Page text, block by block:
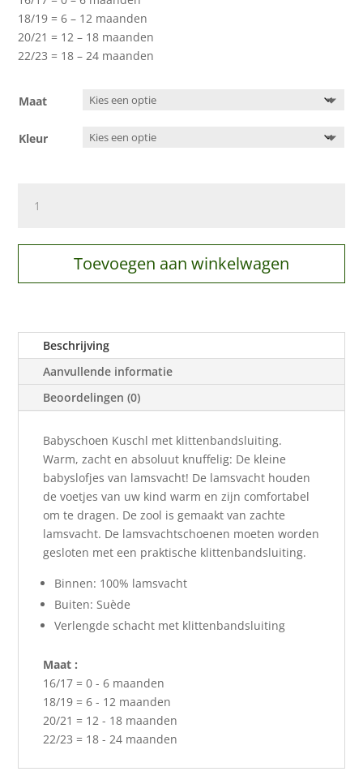
18/19 = 6 – 12 maanden
20/21 = 12 – 18 maanden
22/23 = 18 – 24 maanden
Maat
Kleur
Kuschl
Toevoegen aan winkelwagen
Beschrijving
Aanvullende informatie
Beoordelingen (0)
Babyschoen Kuschl met klittenbandsluiting.
Warm, zacht en absoluut knuffelig: De kleine
babyslofjes van lamsvacht! De lamsvacht houden
de voetjes van uw kind warm en zijn comfortabel
om te dragen. De zool is gemaakt van zachte
lamsvacht. De lamsvachtschoenen moeten worden
gesloten met een praktische klittenbandsluiting.
Binnen: 100% lamsvacht
Buiten: Suède
Verlengde schacht met klittenbandsluiting
Maat :
16/17 = 0 - 6 maanden
18/19 = 6 - 12 maanden
20/21 = 12 - 18 maanden
22/23 = 18 - 24 maanden